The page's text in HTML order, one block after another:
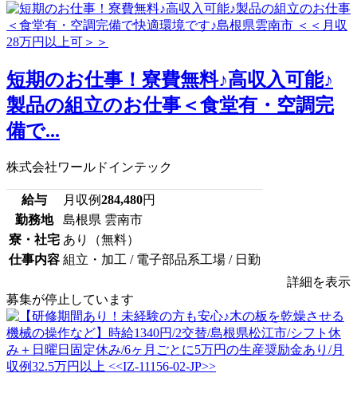
短期のお仕事！寮費無料♪高収入可能♪
製品の組立のお仕事＜食堂有・空調完
備で...
株式会社ワールドインテック
給与 月収例284,480円
勤務地
島根県 雲南市
寮・社宅 あり（無料）
仕事内容 組立・加工 / 電子部品系工場 / 日勤
詳細を表示
募集が停止しています